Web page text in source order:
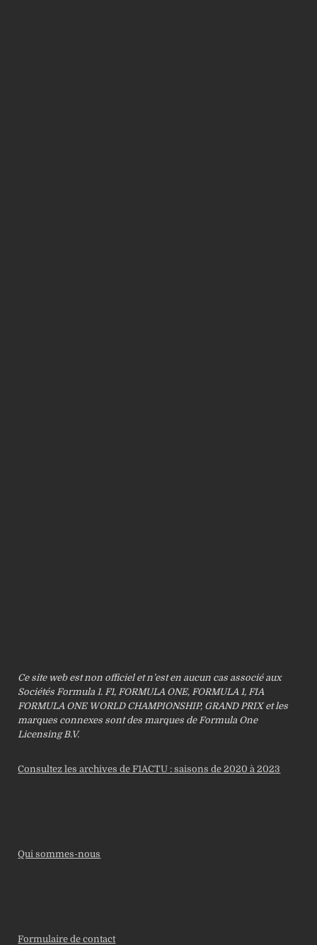
Ce site web est non officiel et n’est en aucun cas associé aux
Sociétés Formula 1. F1, FORMULA ONE, FORMULA 1, FIA
FORMULA ONE WORLD CHAMPIONSHIP, GRAND PRIX et les
marques connexes sont des marques de Formula One
Licensing B.V.
Consultez les archives de F1ACTU : saisons de 2020 à 2023
Qui sommes-nous
Formulaire de contact